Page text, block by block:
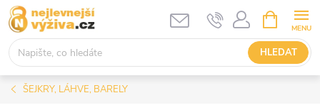
Přejít
na
obsah
HLEDAT
NÁKUPNÍ
KOŠÍK
ŠEJKRY, LÁHVE, BARELY